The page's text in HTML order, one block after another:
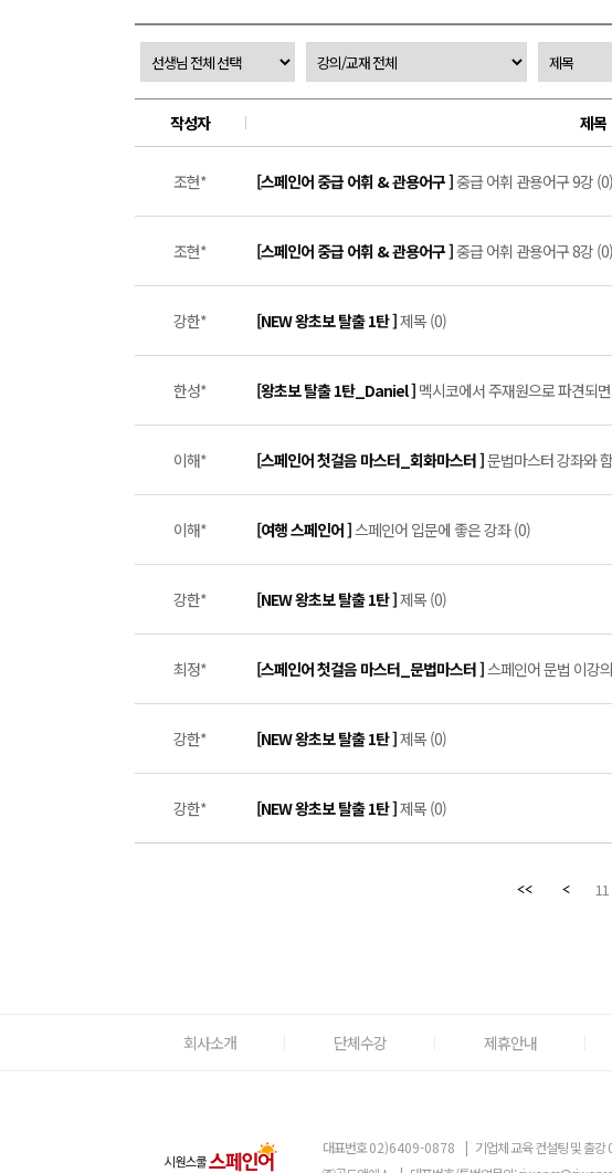
작성자 제목
조현* [스페인어 중급 어휘 & 관용어구 ]중급 어휘 관용어구 9강 (0)
조현* [스페인어 중급 어휘 & 관용어구 ]중급 어휘 관용어구 8강 (0)
강한* [NEW 왕초보 탈출 1탄 ]제목 (0)
한성* [왕초보 탈출 1탄_Daniel ] 멕시코에서 주재원으로 파견되
이해* [스페인어 첫걸음 마스터_회화마스터 ]문법마스터 강좌와
이해* [여행 스페인어 ]스페인어 입문에 좋은 강좌 (0)
강한* [NEW 왕초보 탈출 1탄 ]제목 (0)
최정* [스페인어 첫걸음 마스터_문법마스터 ]스페인어 문법 이강
강한* [NEW 왕초보 탈출 1탄 ]제목 (0)
강한* [NEW 왕초보 탈출 1탄 ]제목 (0)
11
회사소개 단체수강 제휴안내
대표번호02)6409-0878 | 기업체 교육 컨설팅 및 출강